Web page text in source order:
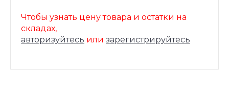
Чтобы узнать цену товара и остатки на
складах,
авторизуйтесь или зарегистрируйтесь